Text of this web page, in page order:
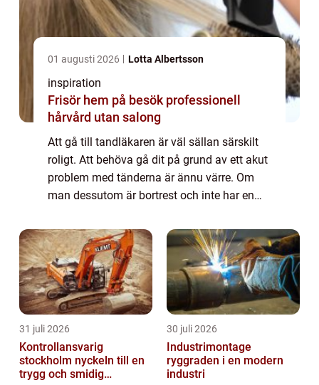
01 augusti 2026 Lotta Albertsson
inspiration
Frisör hem på besök professionell
hårvård utan salong
Att gå till tandläkaren är väl sällan särskilt
roligt. Att behöva gå dit på grund av ett akut
problem med tänderna är ännu värre. Om
man dessutom är bortrest och inte har en
tandläkare gör inte det saken mycket ...
31 juli 2026
Kontrollansvarig
stockholm nyckeln till en
trygg och smidig
30 juli 2026
Industrimontage
ryggraden i en modern
industri